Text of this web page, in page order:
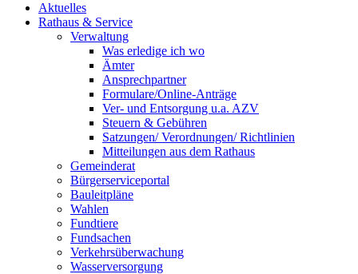
Aktuelles
Rathaus & Service
Verwaltung
Was erledige ich wo
Ämter
Ansprechpartner
Formulare/Online-Anträge
Ver- und Entsorgung u.a. AZV
Steuern & Gebühren
Satzungen/ Verordnungen/ Richtlinien
Mitteilungen aus dem Rathaus
Gemeinderat
Bürgerserviceportal
Bauleitpläne
Wahlen
Fundtiere
Fundsachen
Verkehrsüberwachung
Wasserversorgung